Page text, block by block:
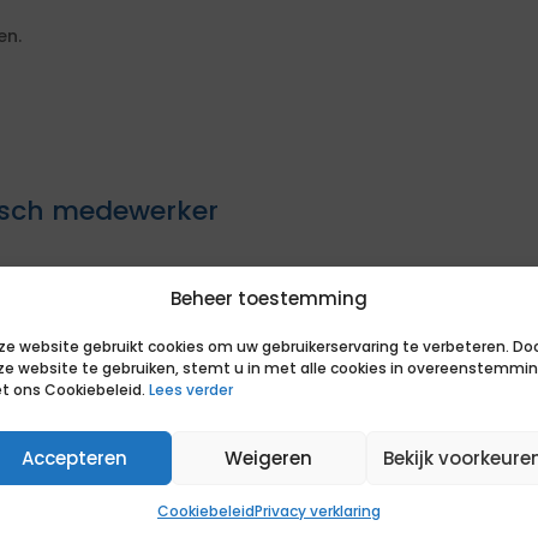
Beheer toestemming
website gebruikt cookies om uw gebruikerservaring te verbeteren.
website te gebruiken, stemt u in met alle cookies in
ons Cookiebeleid. Lees verder
Accepteren Weigeren Bekijk
CookiebeleidPrivacy verklaring
medewerker
direct met het beoordelen van
de opdracht
van de opdrachtgever
markt om je positie te
bemiddeling. Je hoort op
een match en of we samen het